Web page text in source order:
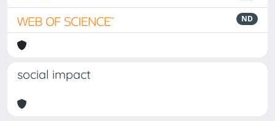
ND
social impact